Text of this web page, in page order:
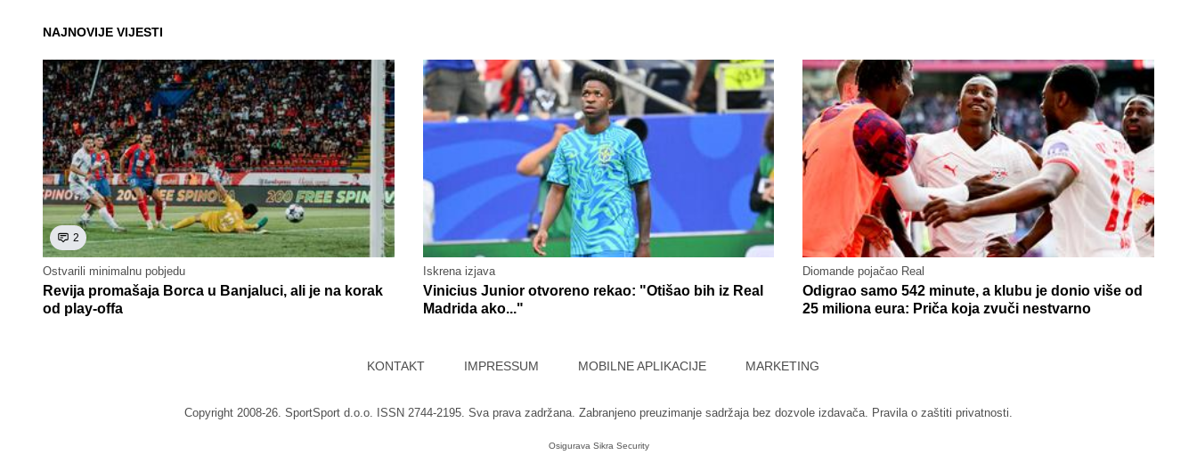
NAJNOVIJE VIJESTI
2
Ostvarili minimalnu pobjedu
Revija promašaja Borca u Banjaluci, ali je na korak
od play-offa
Iskrena izjava
Vinicius Junior otvoreno rekao: "Otišao bih iz Real
Madrida ako..."
Diomande pojačao Real
Odigrao samo 542 minute, a klubu je donio više od
25 miliona eura: Priča koja zvuči nestvarno
KONTAKT IMPRESSUM MOBILNE APLIKACIJE MARKETING
Copyright 2008-26. SportSport d.o.o. ISSN 2744-2195. Sva prava zadržana. Zabranjeno preuzimanje sadržaja bez dozvole izdavača. Pravila o zaštiti privatnosti.
Osigurava Sikra Security